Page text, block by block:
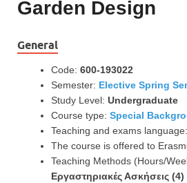
Garden Design
General
Code: 600-193022
Semester: Elective Spring
Study Level: Undergraduate
Course type: Special
Teaching and exams language:
The course is offered to
Teaching Methods (Hours/
Εργαστηριακές Ασκήσεις (4)